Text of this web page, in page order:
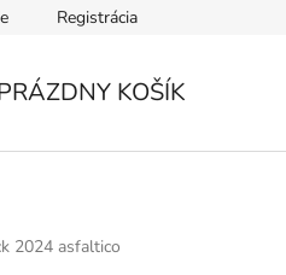
ochrany osobných údajov
Registrácia
KOŠÍK
2024 asfaltico